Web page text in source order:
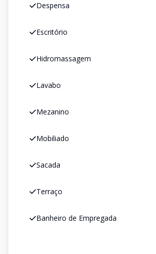
Despensa
Escritório
Hidromassagem
Lavabo
Mezanino
Mobiliado
Sacada
Terraço
Banheiro de Empregada